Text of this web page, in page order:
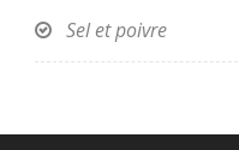
Sel et poivre